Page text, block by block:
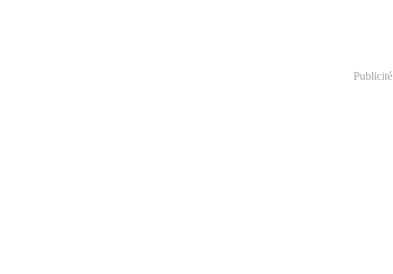
Publicité